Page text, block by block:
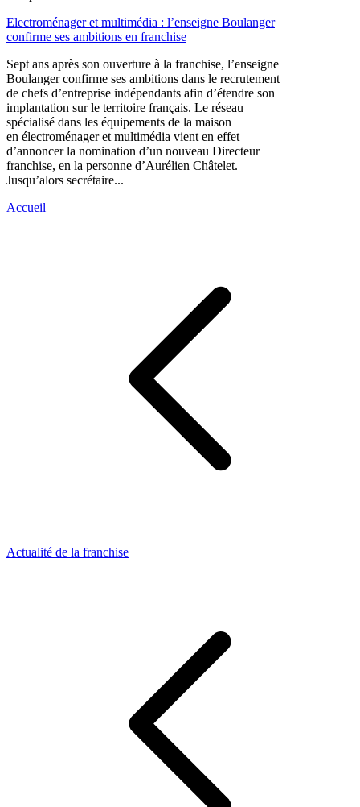
Electroménager et multimédia : l’enseigne Boulanger
confirme ses ambitions en franchise
Sept ans après son ouverture à la franchise, l’enseigne
Boulanger confirme ses ambitions dans le recrutement
de chefs d’entreprise indépendants afin d’étendre son
implantation sur le territoire français. Le réseau
spécialisé dans les équipements de la maison
en électroménager et multimédia vient en effet
d’annoncer la nomination d’un nouveau Directeur
franchise, en la personne d’Aurélien Châtelet.
Jusqu’alors secrétaire...
Accueil
Actualité de la franchise